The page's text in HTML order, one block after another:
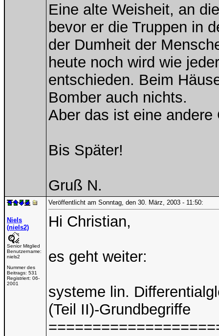
Eine alte Weisheit, an
bevor er die Truppen in
der Dumheit der
heute noch wird wie
entschieden. Beim
Bomber auch nichts.
Aber das ist eine andere
Bis Später!
Gruß N.
Niels
(niels2)
Senior Mitglied
Benutzername:
niels2
Nummer des
Beitrags: 531
Registriert: 06-
2001
Veröffentlicht am Sonntag, den 30. März, 2003 - 11:50:
Hi Christian,
es geht weiter:
systeme lin.
(Teil II)-Grundbegriffe